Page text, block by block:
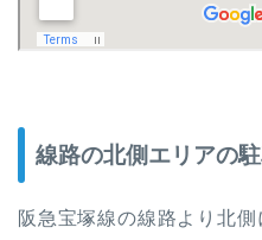
線路の北側エリアの
阪急宝塚線の線路より北